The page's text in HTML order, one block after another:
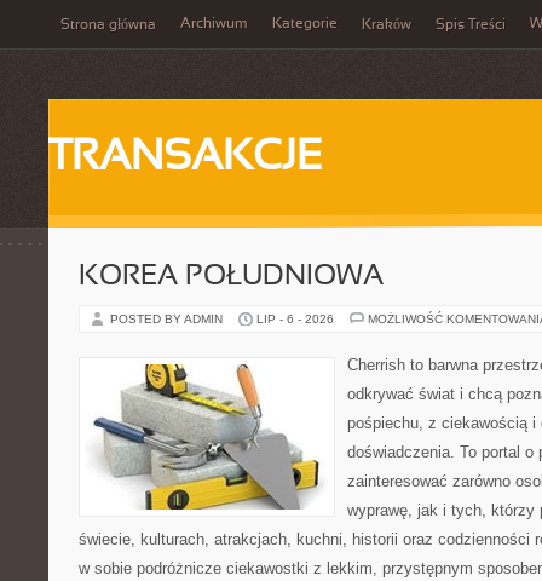
Strona główna Archiwum Kategorie Kraków Spis Treści
TRANSAKCJE
KOREA POŁUDNIOWA
POSTED BY ADMIN LIP - 6 - 2026 MOŻLIWOŚĆ
Cherrish to barwna
odkrywać świat i chcą
pośpiechu, z ciekawością i
doświadczenia. To portal o
zainteresować zarówno
wyprawę, jak i tych, którzy
świecie, kulturach, atrakcjach, kuchni, historii oraz codzienności
w sobie podróżnicze ciekawostki z lekkim, przystępnym